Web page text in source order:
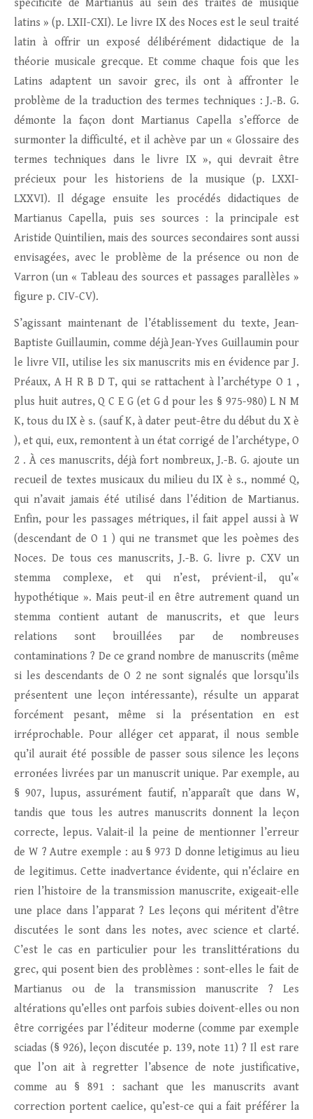
spécificité de Martianus au sein des traités de musique
latins » (p. LXII-CXI). Le livre IX des Noces est le seul traité
latin à offrir un exposé délibérément didactique de la
théorie musicale grecque. Et comme chaque fois que les
Latins adaptent un savoir grec, ils ont à affronter le
problème de la traduction des termes techniques : J.-B. G.
démonte la façon dont Martianus Capella s’efforce de
surmonter la difficulté, et il achève par un « Glossaire des
termes techniques dans le livre IX », qui devrait être
précieux pour les historiens de la musique (p. LXXI-
LXXVI). Il dégage ensuite les procédés didactiques de
Martianus Capella, puis ses sources : la principale est
Aristide Quintilien, mais des sources secondaires sont aussi
envisagées, avec le problème de la présence ou non de
Varron (un « Tableau des sources et passages parallèles »
figure p. CIV-CV).
S’agissant maintenant de l’établissement du texte, Jean-
Baptiste Guillaumin, comme déjà Jean-Yves Guillaumin pour
le livre VII, utilise les six manuscrits mis en évidence par J.
Préaux, A H R B D T, qui se rattachent à l’archétype O 1 ,
plus huit autres, Q C E G (et G d pour les § 975-980) L N M
K, tous du IX è s. (sauf K, à dater peut-être du début du X è
), et qui, eux, remontent à un état corrigé de l’archétype, O
2 . À ces manuscrits, déjà fort nombreux, J.-B. G. ajoute un
recueil de textes musicaux du milieu du IX è s., nommé Q,
qui n’avait jamais été utilisé dans l’édition de Martianus.
Enfin, pour les passages métriques, il fait appel aussi à W
(descendant de O 1 ) qui ne transmet que les poèmes des
Noces. De tous ces manuscrits, J.-B. G. livre p. CXV un
stemma complexe, et qui n’est, prévient-il, qu’«
hypothétique ». Mais peut-il en être autrement quand un
stemma contient autant de manuscrits, et que leurs
relations sont brouillées par de nombreuses
contaminations ? De ce grand nombre de manuscrits (même
si les descendants de O 2 ne sont signalés que lorsqu’ils
présentent une leçon intéressante), résulte un apparat
forcément pesant, même si la présentation en est
irréprochable. Pour alléger cet apparat, il nous semble
qu’il aurait été possible de passer sous silence les leçons
erronées livrées par un manuscrit unique. Par exemple, au
§ 907, lupus, assurément fautif, n’apparaît que dans W,
tandis que tous les autres manuscrits donnent la leçon
correcte, lepus. Valait-il la peine de mentionner l’erreur
de W ? Autre exemple : au § 973 D donne letigimus au lieu
de legitimus. Cette inadvertance évidente, qui n’éclaire en
rien l’histoire de la transmission manuscrite, exigeait-elle
une place dans l’apparat ? Les leçons qui méritent d’être
discutées le sont dans les notes, avec science et clarté.
C’est le cas en particulier pour les translittérations du
grec, qui posent bien des problèmes : sont-elles le fait de
Martianus ou de la transmission manuscrite ? Les
altérations qu’elles ont parfois subies doivent-elles ou non
être corrigées par l’éditeur moderne (comme par exemple
sciadas (§ 926), leçon discutée p. 139, note 11) ? Il est rare
que l’on ait à regretter l’absence de note justificative,
comme au § 891 : sachant que les manuscrits avant
correction portent caelice, qu’est-ce qui a fait préférer la